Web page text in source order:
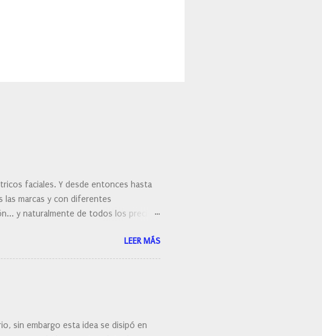
faciales. Y desde entonces hasta
las marcas y con diferentes
y naturalmente de todos los precios.
opinión de porque elegí mi cepilloLEER MÁS
sin embargo esta idea se disipó en